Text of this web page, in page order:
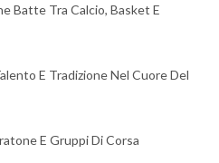
Batte Tra Calcio, Basket E
E Tradizione Nel Cuore Del
E Gruppi Di Corsa